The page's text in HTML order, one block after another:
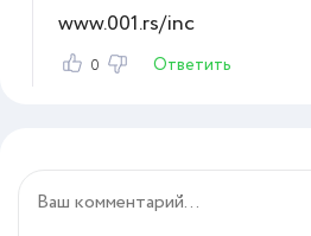
www.001.rs/inc
0 Ответить